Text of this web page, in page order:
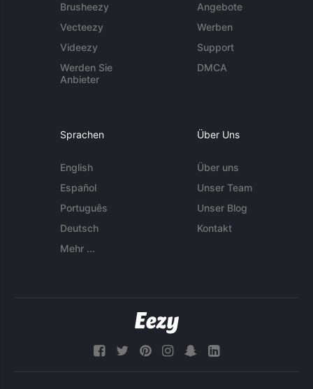
Brusheezy
Vecteezy
Videezy
Werden Sie
Anbieter
Angebote
Werben
Support
DMCA
Sprachen
English
Español
Português
Deutsch
Mehr ...
Über Uns
Über uns
Unser Team
Unser Blog
Kontakt